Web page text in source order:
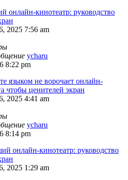
онлайн-кинотеатр: руководство
2025 7:56 am
ycharu
8:22 pm
языком не ворочает онлайн-
чтобы ценителей экран
2025 4:41 am
ycharu
8:14 pm
онлайн-кинотеатр: руководство
2025 1:29 am